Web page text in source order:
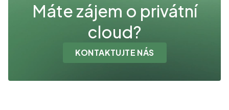
Máte zájem o privátní
cloud?
KONTAKTUJTE NÁS